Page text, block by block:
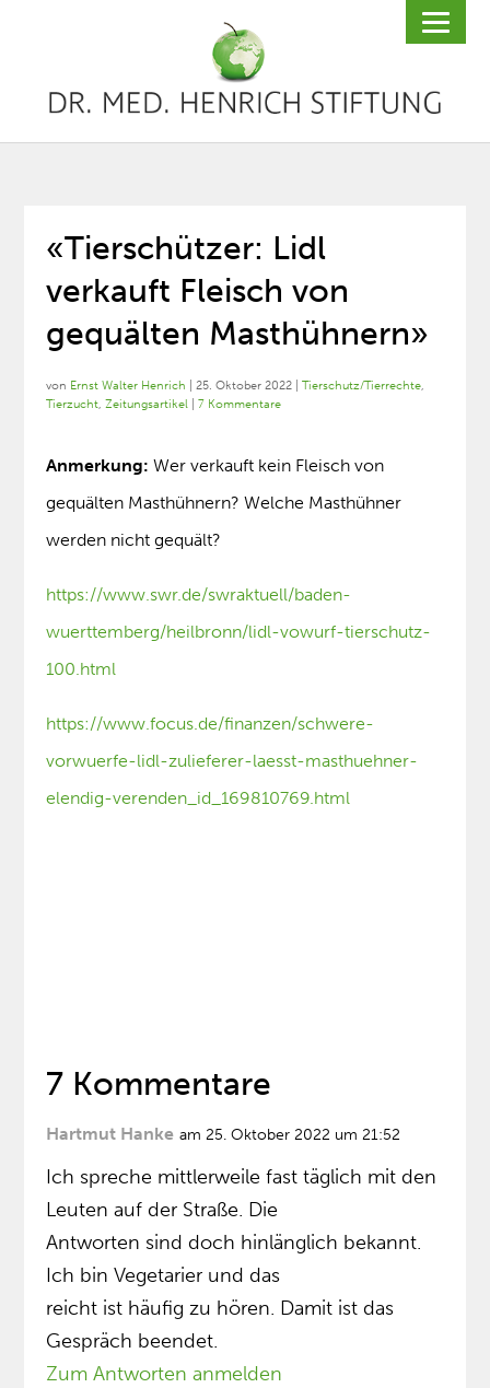
«Tierschützer: Lidl
verkauft Fleisch von
gequälten Masthühnern»
von Ernst Walter Henrich |25. Oktober 2022 |Tierschutz/Tierrechte,
Tierzucht,Zeitungsartikel |7 Kommentare
Anmerkung: Wer verkauft kein Fleisch von
gequälten Masthühnern? Welche Masthühner
werden nicht gequält?
https://www.swr.de/swraktuell/baden-
wuerttemberg/heilbronn/lidl-vowurf-tierschutz-
100.html
https://www.focus.de/finanzen/schwere-
vorwuerfe-lidl-zulieferer-laesst-masthuehner-
elendig-verenden_id_169810769.html
7 Kommentare
Hartmut Hanke am 25. Oktober 2022 um 21:52
Ich spreche mittlerweile fast täglich mit den
Leuten auf der Straße. Die
Antworten sind doch hinlänglich bekannt.
Ich bin Vegetarier und das
reicht ist häufig zu hören. Damit ist das
Gespräch beendet.
Zum Antworten anmelden